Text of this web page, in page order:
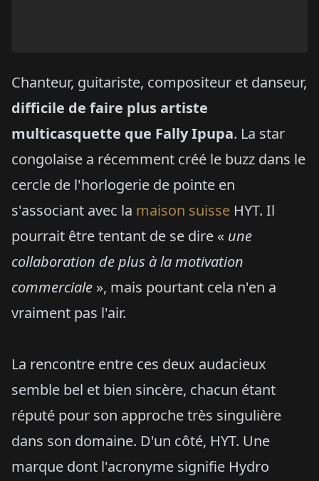
Chanteur, guitariste, compositeur et danseur,
difficile de faire plus artiste
multicasquette que Fally Ipupa. La star
congolaise a récemment créé le buzz dans le
cercle de l'horlogerie de pointe en
s'associant avec la maison suisse HYT. Il
pourrait être tentant de se dire « une
collaboration de plus à la motivation
commerciale », mais pourtant cela n'en a
vraiment pas l'air.
La rencontre entre ces deux audacieux
semble bel et bien sincère, chacun étant
réputé pour son approche très singulière
dans son domaine. D'un côté, HYT. Une
marque dont l'acronyme signifie Hydro